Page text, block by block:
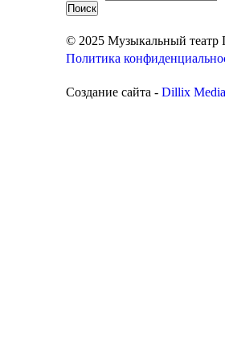
© 2025 Музыкальный театр
Политика
Создание сайта - Dillix Media